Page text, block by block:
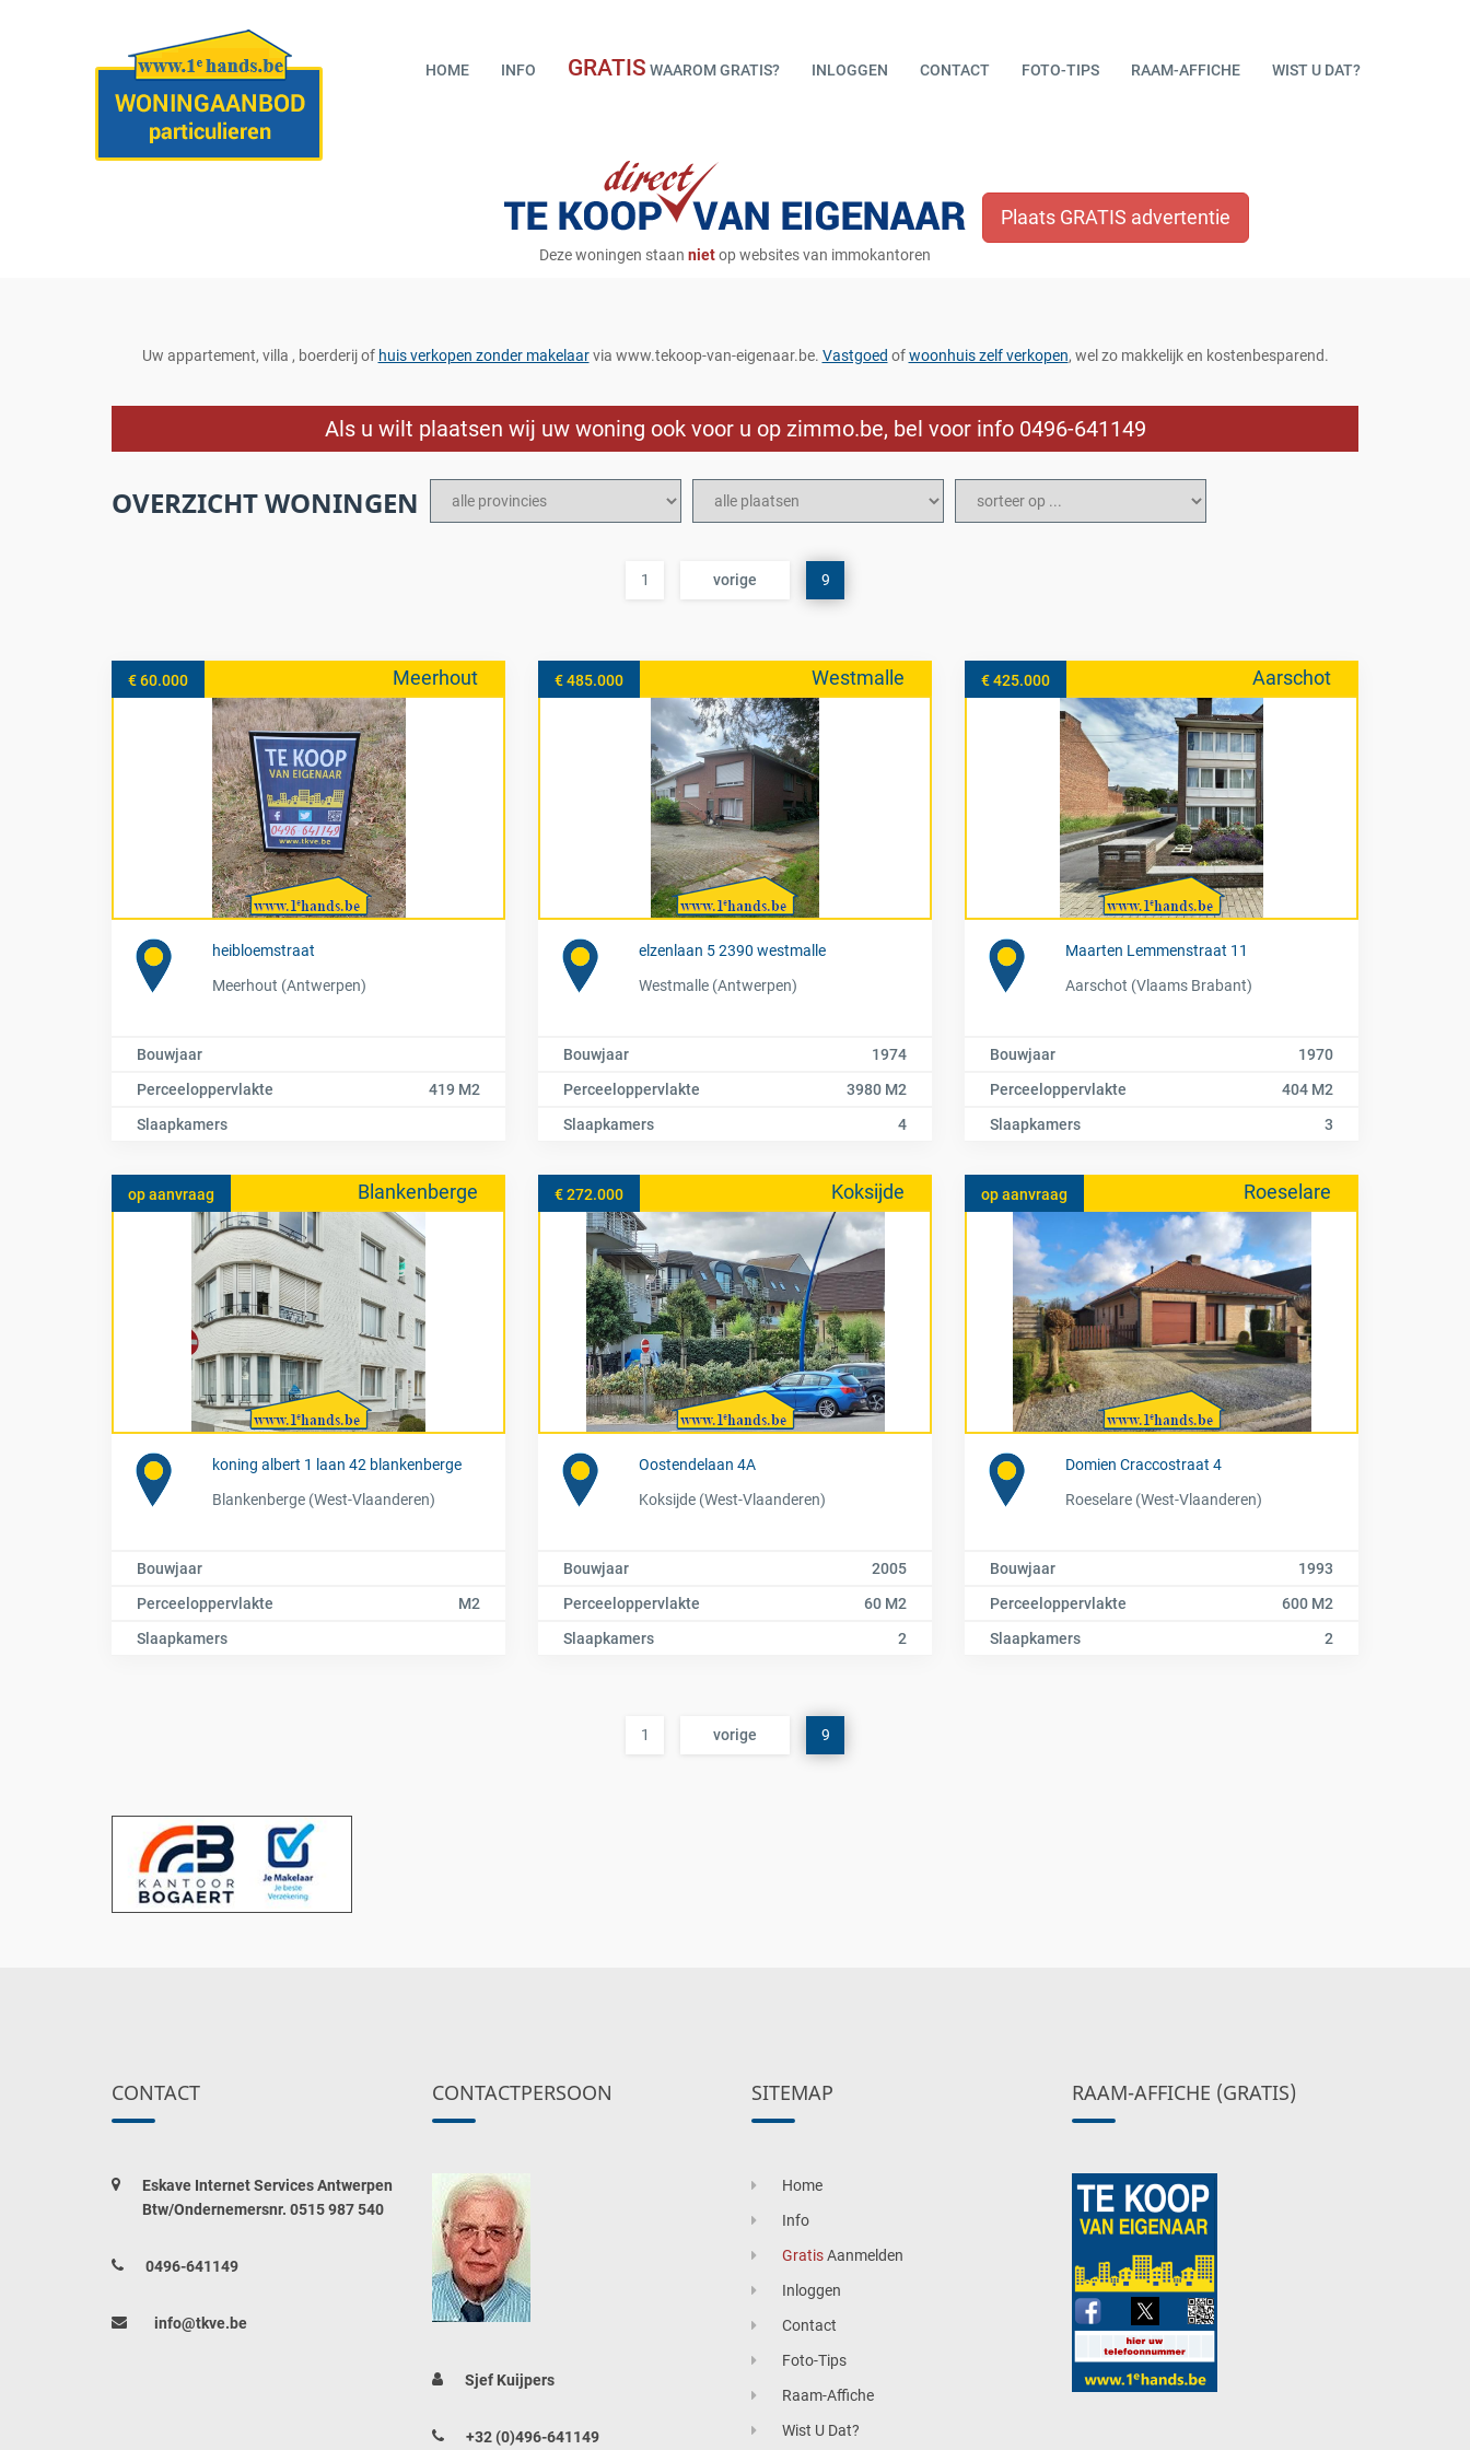
HOME INFO GRATIS WAAROM GRATIS? INLOGGEN CONTACT FOTO-TIPS RAAM-AFFICHE WIST U DAT?
Plaats GRATIS advertentie
Deze woningen staan nietop websites van immokantoren
Uw appartement, villa , boerderij of huis verkopen zonder makelaarvia www.tekoop-van-eigenaar.be. Vastgoed ofwoonhuis zelf verkopen, wel zo makkelijk en kostenbesparend.
Als u wilt plaatsen wij uw woning ook voor u op zimmo.be, bel voor info 0496-641149
OVERZICHT WONINGEN
1 vorige 9
€ 60.000 Meerhout
heibloemstraat
Meerhout (Antwerpen)
Bouwjaar
Perceeloppervlakte
419 M2
Slaapkamers
€ 485.000 Westmalle
elzenlaan 5 2390 westmalle
Westmalle (Antwerpen)
Bouwjaar
1974
Perceeloppervlakte
3980 M2
Slaapkamers
4
€ 425.000 Aarschot
Maarten Lemmenstraat 11
Aarschot (Vlaams Brabant)
Bouwjaar
1970
Perceeloppervlakte
404 M2
Slaapkamers
3
op aanvraag Blankenberge
koning albert 1 laan 42 blankenberge
Blankenberge (West-Vlaanderen)
Bouwjaar
Perceeloppervlakte
M2
Slaapkamers
€ 272.000 Koksijde
Oostendelaan 4A
Koksijde (West-Vlaanderen)
Bouwjaar
2005
Perceeloppervlakte
60 M2
Slaapkamers
2
op aanvraag Roeselare
Domien Craccostraat 4
Roeselare (West-Vlaanderen)
Bouwjaar
1993
Perceeloppervlakte
600 M2
Slaapkamers
2
1 vorige 9
CONTACT
Eskave Internet Services Antwerpen
Btw/Ondernemersnr. 0515 987 540
0496-641149
info@tkve.be
CONTACTPERSOON
Sjef Kuijpers
+32 (0)496-641149
SITEMAP
Home
Info
GratisAanmelden
Inloggen
Contact
Foto-Tips
Raam-Affiche
Wist U Dat?
RAAM-AFFICHE (GRATIS)